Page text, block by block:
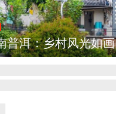
普洱：乡村风光如画